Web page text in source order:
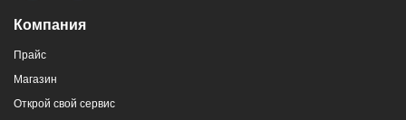
Компания
Прайс
Магазин
Открой свой сервис